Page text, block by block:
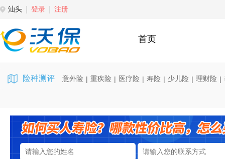
汕头 登录 注册
首页
险种测评 意外险 | 重疾险 | 医疗险 | 寿险 | 少儿险 | 理财险 |